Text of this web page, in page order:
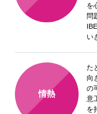
を
問
い
情熱
た
向
の
意
を